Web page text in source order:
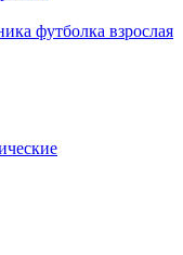
футболка взрослая